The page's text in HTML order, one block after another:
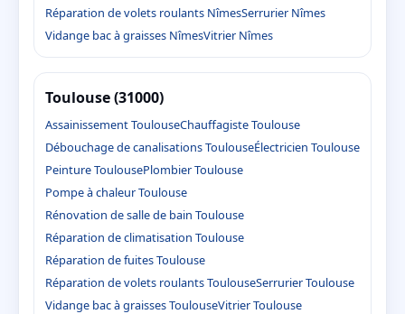
Réparation de volets roulants NîmesSerrurier Nîmes
Vidange bac à graisses NîmesVitrier Nîmes
Toulouse (31000)
Assainissement ToulouseChauffagiste Toulouse
Débouchage de canalisations ToulouseÉlectricien Toulouse
Peinture ToulousePlombier Toulouse
Pompe à chaleur Toulouse
Rénovation de salle de bain Toulouse
Réparation de climatisation Toulouse
Réparation de fuites Toulouse
Réparation de volets roulants ToulouseSerrurier Toulouse
Vidange bac à graisses ToulouseVitrier Toulouse